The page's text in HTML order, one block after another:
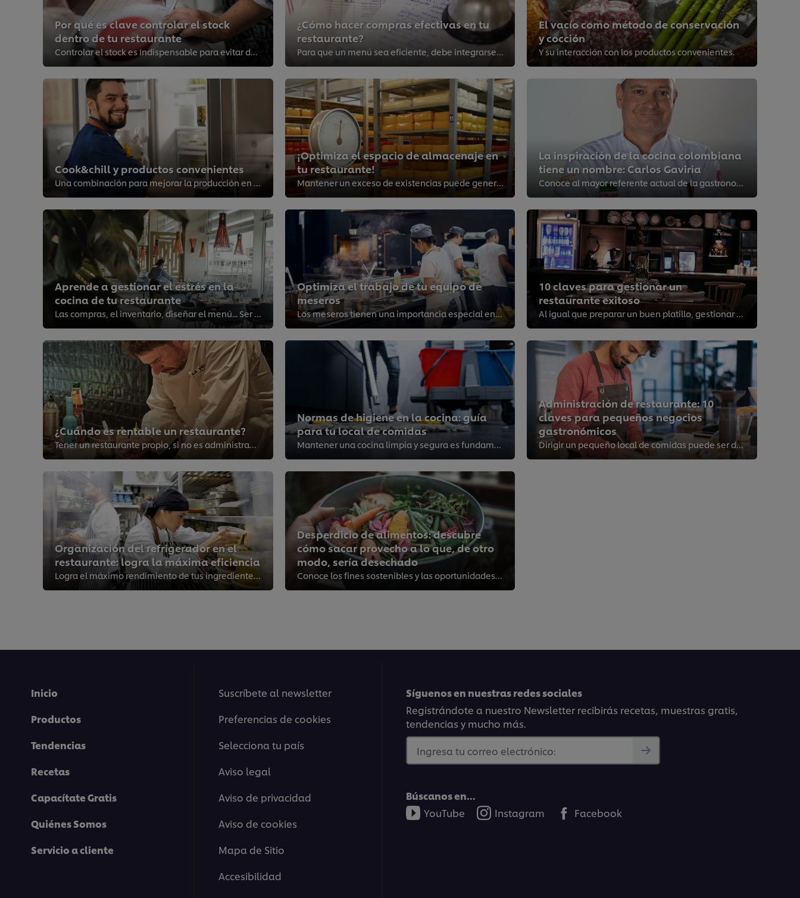
Por qué es clave controlar el stock
dentro de tu restaurante
Controlar el stock es Indispensable para evitar desabasto, mermas y desperdicios, “robos hormiga” y para mantener el buen flujo...
¿Cómo hacer compras efectivas en tu
restaurante?
Para que un menú sea eficiente, debe integrarse con un procedimiento de compra riguroso. Es la piedra angular de todo restauran...
El vacío como método de conservación
y cocción
Y su interacción con los productos convenientes.
Cook&chill y productos convenientes
Una combinación para mejorar la producción en una operación.
¡Optimiza el espacio de almacenaje en
tu restaurante!
Mantener un exceso de existencias puede generar gastos innecesarios, desperdicios y pérdida de dinero en cualquier restaurante....
La inspiración de la cocina colombiana
tiene un nombre: Carlos Gaviria
Conoce al mayor referente actual de la gastronomía nacional.
Aprende a gestionar el estrés en la
cocina de tu restaurante
Las compras, el inventario, diseñar el menú... Ser parte de la cocina puede ser un trabajo cargado de estrés, pero estas técnic...
Optimiza el trabajo de tu equipo de
meseros
Los meseros tienen una importancia especial en el mundo de la restauración. No solo toman órdenes, también ofrecen sugerencias ...
10 claves para gestionar un
restaurante exitoso
Al igual que preparar un buen platillo, gestionar un restaurante requiere de preparación, habilidad, los ingredientes adecuados...
¿Cuándo es rentable un restaurante?
Tener un restaurante propio, si no es administrado correctamente, puede llegar a ser una de las experiencias más complejas y ag...
Normas de higiene en la cocina: guía
para tu local de comidas
Mantener una cocina limpia y segura es fundamental para cualquier restaurante. Cumplir con las normas de higiene en la cocina n...
Administración de restaurante: 10
claves para pequeños negocios
gastronómicos
Dirigir un pequeño local de comidas puede ser desafiante, especialmente con un presupuesto ajustado, equipos pequeños y espacio...
Organización del refrigerador en el
restaurante: logra la máxima eficiencia
Logra el máximo rendimiento de tus ingredientes y de la operación en la cocina con estas recomendaciones para un mejor acomodo ...
Desperdicio de alimentos: descubre
cómo sacar provecho a lo que, de otro
modo, sería desechado
Conoce los fines sostenibles y las oportunidades de negocio para encontrar una nueva oportunidad para los residuos de alimentos...
Inicio
Productos
Tendencias
Recetas
Capacítate Gratis
Quiénes Somos
Servicio a cliente
Suscríbete al newsletter
Preferencias de cookies
Selecciona tu país
Aviso legal
Aviso de privacidad
Aviso de cookies
Mapa de Sitio
Accesibilidad
Síguenos en nuestras redes sociales
Registrándote a nuestro Newsletter recibirás recetas, muestras gratis,
tendencias y mucho más.
Ingresa tu correo electrónico:
Búscanos en...
YouTube
Instagram Facebook